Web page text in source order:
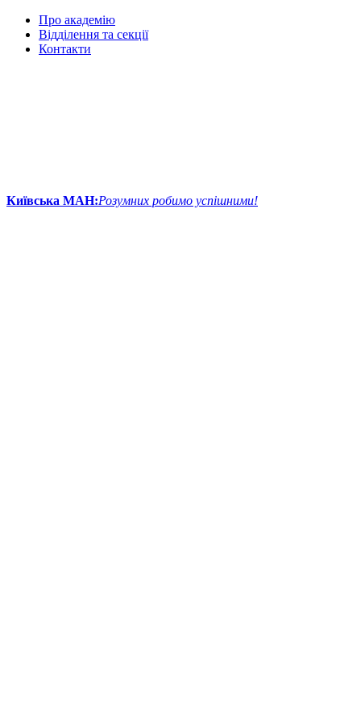
Про академію
Відділення та секції
Контакти
Київська МАН:Розумних робимо успішними!